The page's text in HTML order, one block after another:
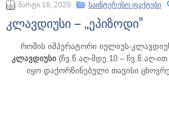
მარტი 16, 2020 საინტერესო ფაქტები
კლავდიუსი – „ეპიზოდი”
რომის იმპერატორი იულიუს-
კლავდიუსი(ჩვ.წ.აღ-მდე 10 – ჩვ.წ.აღ-
იყო დაქორწინებული თავისი